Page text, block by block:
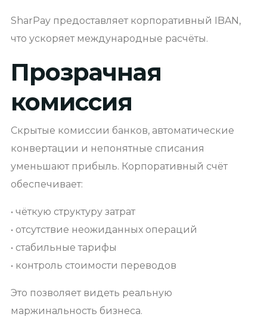
SharPay предоставляет корпоративный IBAN,
что ускоряет международные расчёты.
Прозрачная
комиссия
Скрытые комиссии банков, автоматические
конвертации и непонятные списания
уменьшают прибыль. Корпоративный счёт
обеспечивает:
• чёткую структуру затрат
• отсутствие неожиданных операций
• стабильные тарифы
• контроль стоимости переводов
Это позволяет видеть реальную
маржинальность бизнеса.